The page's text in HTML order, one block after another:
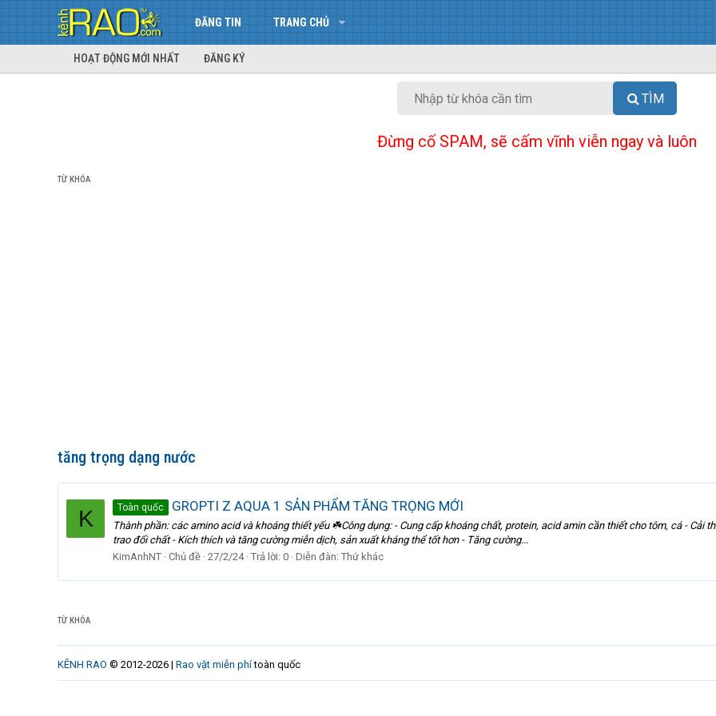
ĐĂNG TIN TRANG CHỦ
HOẠT ĐỘNG MỚI NHẤT ĐĂNG KÝ
TÌM
Đừng cố SPAM, sẽ cấm vĩnh viễn ngay và luôn
TỪ KHÓA
tăng trọng dạng nước
K Toàn quốc GROPTI Z AQUA 1 SẢN PHẨM TĂNG TRỌNG MỚI
Thành phần: các amino acid và khoáng thiết yếu ☘️Công dụng: - Cung cấp khoáng chất, protein, acid amin cần thiết cho tôm, cá - Cải
trao đổi chất - Kích thích và tăng cường miễn dịch, sản xuất kháng thể tốt hơn - Tăng cường...
KimAnhNT Chủ đề 27/2/24 Trả lời: 0 Diễn đàn: Thứ khác
TỪ KHÓA
KÊNH RAO © 2012-2026 | Rao vặt miễn phítoàn quốc